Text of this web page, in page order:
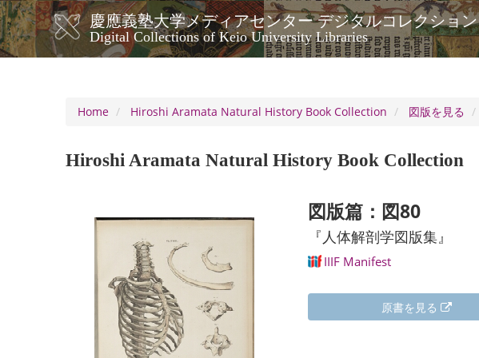
Skip
to
main
content
慶應義塾大学メディアセンター デジタルコレクション
Digital Collections of Keio University Libraries
メ
イ
ビ
シ
Home
Hiroshi Aramata Natural History Book Collection 図版を見る
Hiroshi Aramata Natural History Book Collection
図版篇：図80
『人体解剖学図版集』
IIIF Manifest
原書を見る